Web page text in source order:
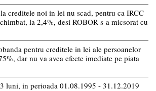
creditele noi in lei nu scad, pentru ca IRCC
la 2,4%, desi ROBOR s-a micsorat cu
pentru creditele in lei ale persoanelor
dar nu va avea efecte imediate pe piata
luni, in perioada 01.08.1995 - 31.12.2019